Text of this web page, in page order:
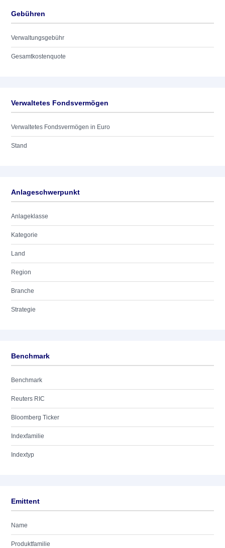
Gebühren
Verwaltungsgebühr
Gesamtkostenquote
Verwaltetes Fondsvermögen
Verwaltetes Fondsvermögen in Euro
Stand
Anlageschwerpunkt
Anlageklasse
Kategorie
Land
Region
Branche
Strategie
Benchmark
Benchmark
Reuters RIC
Bloomberg Ticker
Indexfamilie
Indextyp
Emittent
Name
Produktfamilie